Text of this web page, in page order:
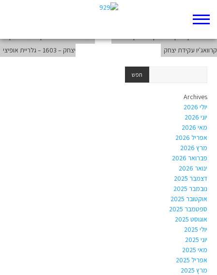
מחוון תמונה – עקידת יצחק של קראווג'יו
קרוואג'יו עקידת יצחק
יצחק – 1603 – גלריית אופיצי
Archives
יולי 2026
יוני 2026
מאי 2026
אפריל 2026
מרץ 2026
פברואר 2026
ינואר 2026
דצמבר 2025
נובמבר 2025
אוקטובר 2025
ספטמבר 2025
אוגוסט 2025
יולי 2025
יוני 2025
מאי 2025
אפריל 2025
מרץ 2025